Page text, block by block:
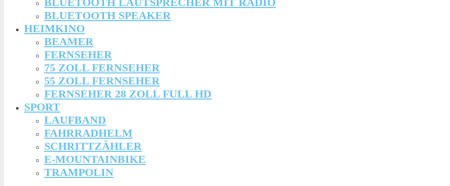
BLUETOOTH SPEAKER
HEIMKINO
BEAMER
FERNSEHER
75 ZOLL FERNSEHER
55 ZOLL FERNSEHER
FERNSEHER 28 ZOLL FULL HD
SPORT
LAUFBAND
FAHRRADHELM
SCHRITTZÄHLER
E-MOUNTAINBIKE
TRAMPOLIN